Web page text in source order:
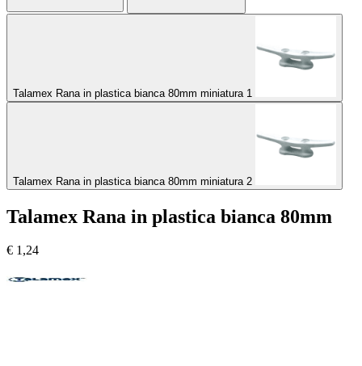
Talamex Rana in plastica bianca 80mm miniatura 1
Talamex Rana in plastica bianca 80mm miniatura 2
Talamex Rana in plastica bianca 80mm
€ 1,24